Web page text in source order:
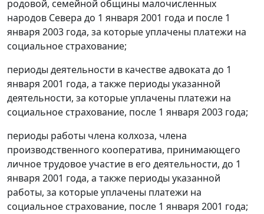
родовой, семейной общины малочисленных
народов Севера до 1 января 2001 года и после 1
января 2003 года, за которые уплачены платежи на
социальное страхование;
периоды деятельности в качестве адвоката до 1
января 2001 года, а также периоды указанной
деятельности, за которые уплачены платежи на
социальное страхование, после 1 января 2003 года;
периоды работы члена колхоза, члена
производственного кооператива, принимающего
личное трудовое участие в его деятельности, до 1
января 2001 года, а также периоды указанной
работы, за которые уплачены платежи на
социальное страхование, после 1 января 2001 года;